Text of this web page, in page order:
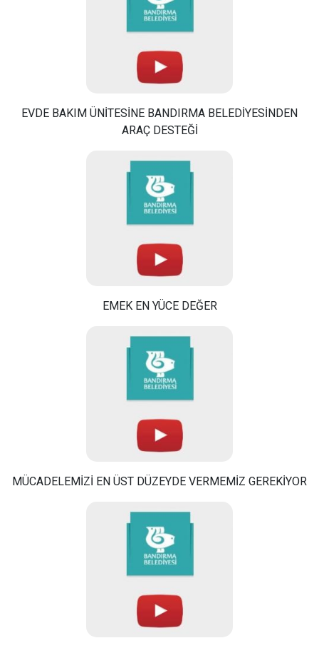
EVDE BAKIM ÜNİTESİNE BANDIRMA BELEDİYESİNDEN
ARAÇ DESTEĞİ
EMEK EN YÜCE DEĞER
MÜCADELEMİZİ EN ÜST DÜZEYDE VERMEMİZ GEREKİYOR